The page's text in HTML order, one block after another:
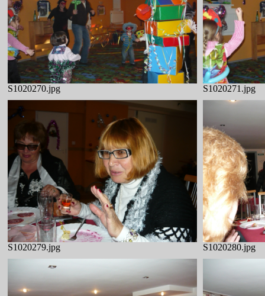
S1020270.jpg S1020271.jpg
S1020279.jpg S1020280.jpg